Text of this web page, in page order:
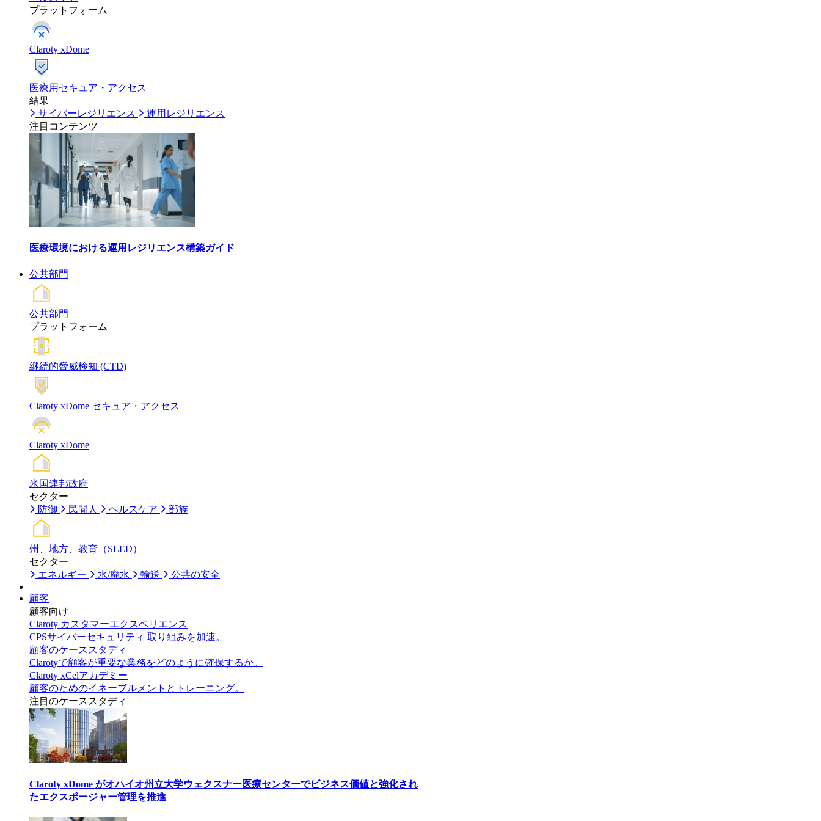
プラットフォーム
Claroty xDome
医療用セキュア・アクセス
結果
サイバーレジリエンス
運用レジリエンス
注目コンテンツ
医療環境における運用レジリエンス構築ガイド
公共部門
公共部門
プラットフォーム
継続的脅威検知 (CTD)
Claroty xDome セキュア・アクセス
Claroty xDome
米国連邦政府
セクター
防御
民間人 ヘルスケア 部族
州、地方、教育（SLED）
セクター
エネルギー
水/廃水 輸送 公共の安全
顧客
顧客向け
Claroty カスタマーエクスペリエンス
CPSサイバーセキュリティ 取り組みを加速。
顧客のケーススタディ
Clarotyで顧客が重要な業務をどのように確保するか。
Claroty xCelアカデミー
顧客のためのイネーブルメントとトレーニング。
注目のケーススタディ
Claroty xDome がオハイオ州立大学ウェクスナー医療センターでビジネス価値と強化され
たエクスポージャー管理を推進